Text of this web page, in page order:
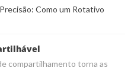
Como um Rotativo
compartilhamento torna as